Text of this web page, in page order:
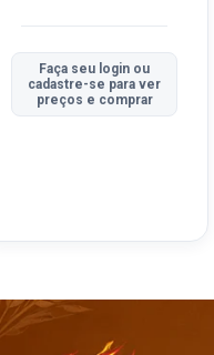
Faça seu login ou
cadastre-se para ver
preços e comprar